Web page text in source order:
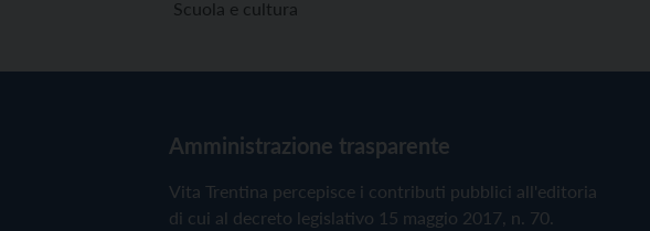
Scuola e cultura
Amministrazione trasparente
Vita Trentina percepisce i contributi pubblici all'editoria
di cui al decreto legislativo 15 maggio 2017, n. 70.